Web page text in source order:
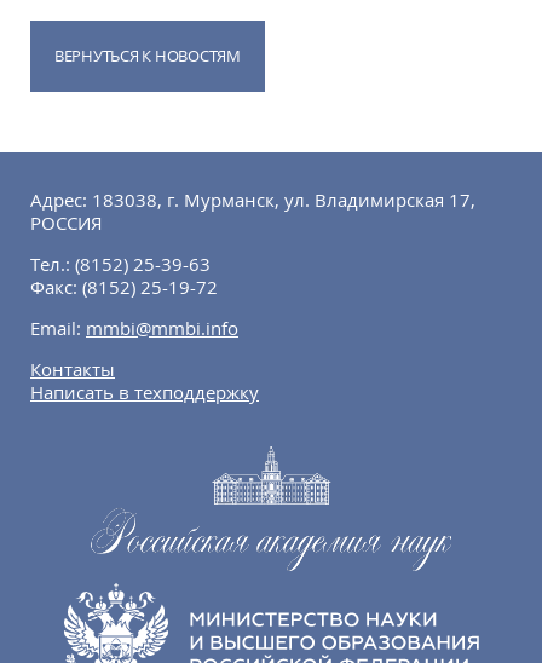
ВЕРНУТЬСЯ К НОВОСТЯМ
Адрес: 183038, г. Мурманск, ул. Владимирская 17,
РОССИЯ
Тел.: (8152) 25-39-63
Факс: (8152) 25-19-72
Email: mmbi@mmbi.info
Контакты
Написать в техподдержку